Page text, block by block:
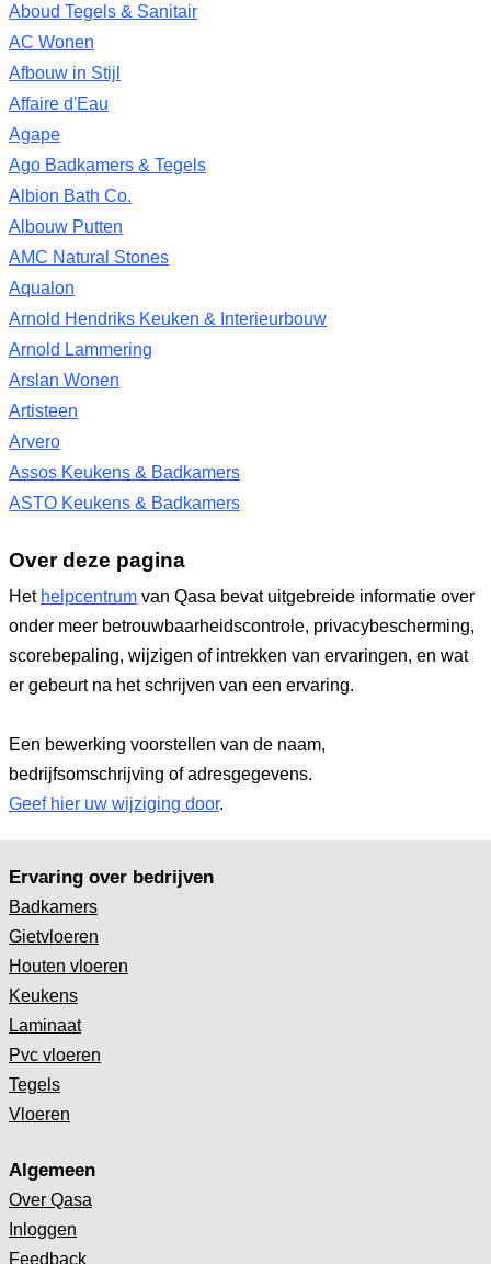
Aboud Tegels & Sanitair
AC Wonen
Afbouw in Stijl
Affaire d'Eau
Agape
Ago Badkamers & Tegels
Albion Bath Co.
Albouw Putten
AMC Natural Stones
Aqualon
Arnold Hendriks Keuken & Interieurbouw
Arnold Lammering
Arslan Wonen
Artisteen
Arvero
Assos Keukens & Badkamers
ASTO Keukens & Badkamers
Over deze pagina
Het helpcentrum van Qasa bevat uitgebreide informatie over
onder meer betrouwbaarheidscontrole, privacybescherming,
scorebepaling, wijzigen of intrekken van ervaringen, en wat
er gebeurt na het schrijven van een ervaring.
Een bewerking voorstellen van de naam,
bedrijfsomschrijving of adresgegevens.
Geef hier uw wijziging door.
Ervaring over bedrijven
Badkamers
Gietvloeren
Houten vloeren
Keukens
Laminaat
Pvc vloeren
Tegels
Vloeren
Algemeen
Over Qasa
Inloggen
Feedback